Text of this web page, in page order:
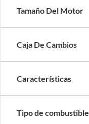
Tamaño Del Motor
Caja De Cambios
Características
Tipo de combustible